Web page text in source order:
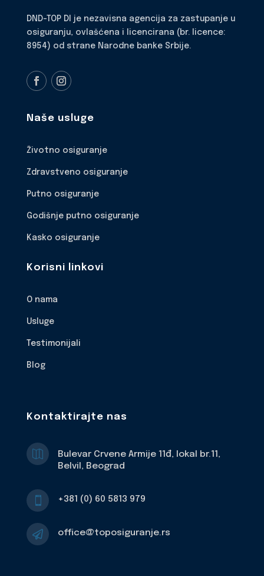
DND-TOP DI je nezavisna agencija za zastupanje u
osiguranju, ovlašćena i licencirana (br. licence:
8954) od strane Narodne banke Srbije.
Naše usluge
Životno osiguranje
Zdravstveno osiguranje
Putno osiguranje
Godišnje putno osiguranje
Kasko osiguranje
Korisni linkovi
O nama
Usluge
Testimonijali
Blog
Kontaktirajte nas

Bulevar Crvene Armije 11đ, lokal br.11,
Belvil, Beograd
 +381 (0) 60 5813 979
 office@toposiguranje.rs